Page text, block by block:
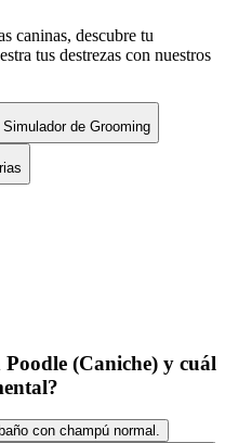
caninas, descubre tu
tus destrezas con nuestros
de Grooming
(Caniche) y cuál
con champú normal.